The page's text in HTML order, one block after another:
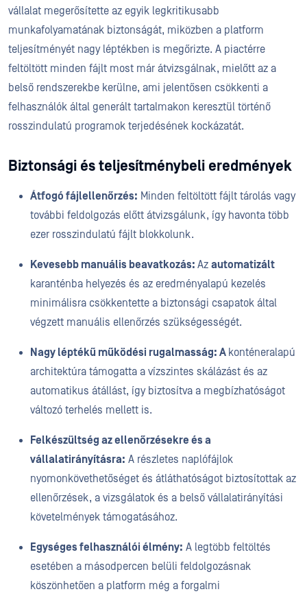
vállalat megerősítette az egyik legkritikusabb
munkafolyamatának biztonságát, miközben a platform
teljesítményét nagy léptékben is megőrizte. A piactérre
feltöltött minden fájlt most már átvizsgálnak, mielőtt az a
belső rendszerekbe kerülne, ami jelentősen csökkenti a
felhasználók által generált tartalmakon keresztül történő
rosszindulatú programok terjedésének kockázatát.
Biztonsági és teljesítménybeli eredmények
Átfogó fájlellenőrzés: Minden feltöltött fájlt tárolás vagy
további feldolgozás előtt átvizsgálunk, így havonta több
ezer rosszindulatú fájlt blokkolunk.
Kevesebb manuális beavatkozás: Az automatizált
karanténba helyezés és az eredményalapú kezelés
minimálisra csökkentette a biztonsági csapatok által
végzett manuális ellenőrzés szükségességét.
Nagy léptékű működési rugalmasság: A konténeralapú
architektúra támogatta a vízszintes skálázást és az
automatikus átállást, így biztosítva a megbízhatóságot
változó terhelés mellett is.
Felkészültség az ellenőrzésekre és a
vállalatirányításra: A részletes naplófájlok
nyomonkövethetőséget és átláthatóságot biztosítottak az
ellenőrzések, a vizsgálatok és a belső vállalatirányítási
követelmények támogatásához.
Egységes felhasználói élmény: A legtöbb feltöltés
esetében a másodpercen belüli feldolgozásnak
köszönhetően a platform még a forgalmi